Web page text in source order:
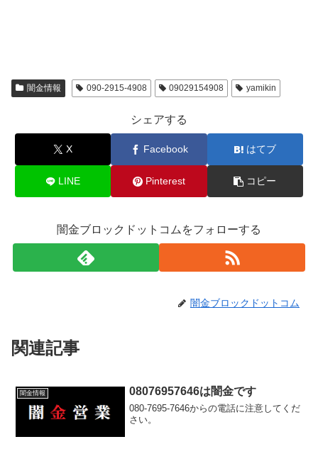
闇金情報 090-2915-4908 09029154908 yamikin
シェアする
X Facebook はてブ
LINE Pinterest コピー
闇金ブロックドットコムをフォローする
闇金ブロックドットコム
関連記事
闇金情報 08076957646は闇金です
080-7695-7646からの電話に注意してくだ
さい。